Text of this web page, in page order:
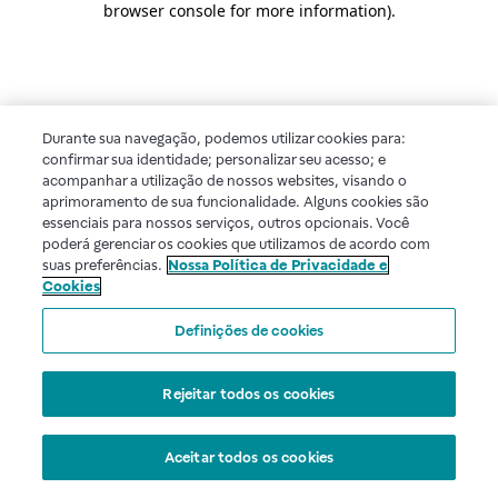
browser console for more information).
Durante sua navegação, podemos utilizar cookies para:
confirmar sua identidade; personalizar seu acesso; e
acompanhar a utilização de nossos websites, visando o
aprimoramento de sua funcionalidade. Alguns cookies são
essenciais para nossos serviços, outros opcionais. Você
poderá gerenciar os cookies que utilizamos de acordo com
suas preferências. Nossa Política de Privacidade e
Cookies
Definições de cookies
Rejeitar todos os cookies
Aceitar todos os cookies